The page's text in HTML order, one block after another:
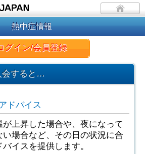
熱中症情報
グイン/会員登録
会すると…
ドバイス
上昇した場合や、夜になって
い場合など、その日の状況に合
イスを提供します。